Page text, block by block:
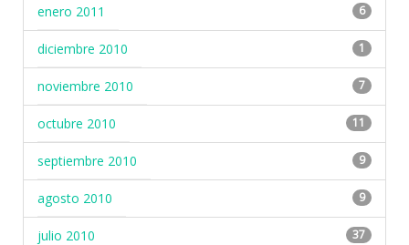
enero 2011 6
diciembre 2010 1
noviembre 2010 7
octubre 2010 11
septiembre 2010 9
agosto 2010 9
julio 2010 37